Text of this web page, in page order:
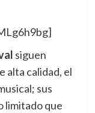
siguen
alta calidad, el
sus
limitado que